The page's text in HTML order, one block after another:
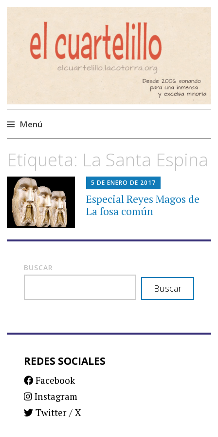
El Cuartelillo
Programa de radio de música
independiente. Podcast
Menú
al
contenido
Etiqueta: La Santa Espina
5 DE ENERO DE 2017
Especial Reyes Magos de
La fosa común
BUSCAR
Buscar
REDES SOCIALES
Facebook
Instagram
Twitter / X